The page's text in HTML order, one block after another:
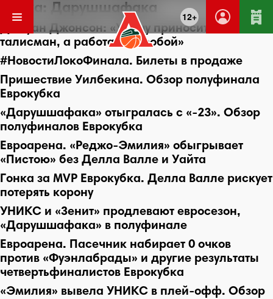
12+
Метка: Дарушшафака
Джауан Джонсон: «Удачу приносит не
талисман, а работа над собой»
#НовостиЛокоФинала. Билеты в продаже
Пришествие Уилбекина. Обзор полуфинала
Еврокубка
«Дарушшафака» отыгралась с «-23». Обзор
полуфиналов Еврокубка
Евроарена. «Реджо-Эмилия» обыгрывает
«Пистою» без Делла Валле и Уайта
Гонка за MVP Еврокубка. Делла Валле рискует
потерять корону
УНИКС и «Зенит» продлевают евросезон,
«Дарушшафака» в полуфинале
Евроарена. Пасечник набирает 0 очков
против «Фуэнлабрады» и другие результаты
четвертьфиналистов Еврокубка
«Эмилия» вывела УНИКС в плей-офф. Обзор